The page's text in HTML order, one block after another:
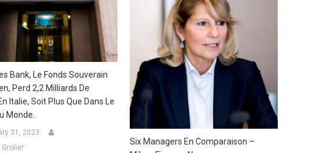
Bank, Le Fonds Souverain
Perd 2,2 Milliards De
Italie, Soit Plus Que Dans Le
Monde.
31, 2023
Six Managers En Comparaison –